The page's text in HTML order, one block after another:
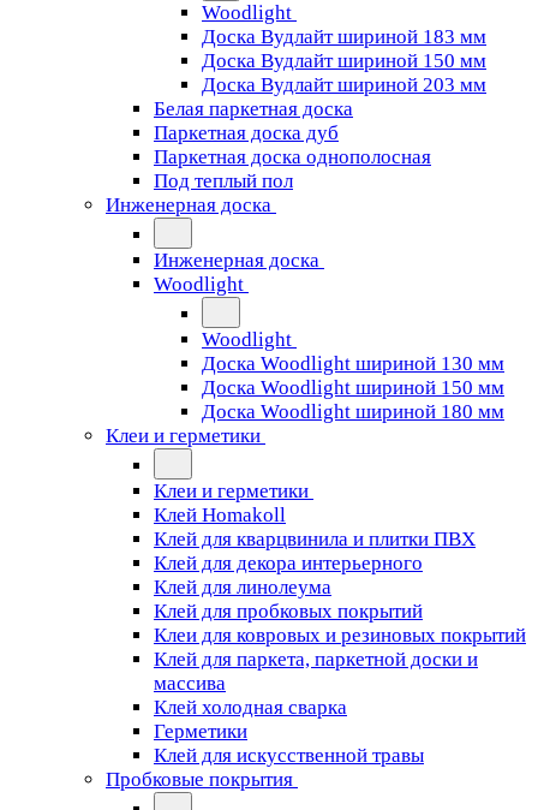
Woodlight
Доска Вудлайт шириной 183 мм
Доска Вудлайт шириной 150 мм
Доска Вудлайт шириной 203 мм
Белая паркетная доска
Паркетная доска дуб
Паркетная доска однополосная
Под теплый пол
Инженерная доска
Инженерная доска
Woodlight
Woodlight
Доска Woodlight шириной 130 мм
Доска Woodlight шириной 150 мм
Доска Woodlight шириной 180 мм
Клеи и герметики
Клеи и герметики
Клей Homakoll
Клей для кварцвинила и плитки ПВХ
Клей для декора интерьерного
Клей для линолеума
Клей для пробковых покрытий
Клеи для ковровых и резиновых покрытий
Клей для паркета, паркетной доски и
массива
Клей холодная сварка
Герметики
Клей для искусственной травы
Пробковые покрытия